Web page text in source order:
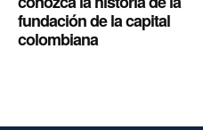
fundación de la capital
colombiana